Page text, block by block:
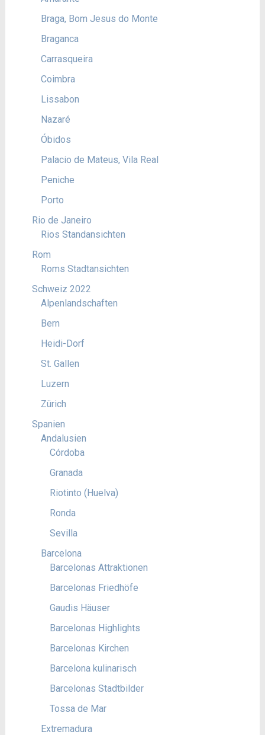
Braga, Bom Jesus do Monte
Braganca
Carrasqueira
Coimbra
Lissabon
Nazaré
Óbidos
Palacio de Mateus, Vila Real
Peniche
Porto
Rio de Janeiro
Rios Standansichten
Rom
Roms Stadtansichten
Schweiz 2022
Alpenlandschaften
Bern
Heidi-Dorf
St. Gallen
Luzern
Zürich
Spanien
Andalusien
Córdoba
Granada
Riotinto (Huelva)
Ronda
Sevilla
Barcelona
Barcelonas Attraktionen
Barcelonas Friedhöfe
Gaudis Häuser
Barcelonas Highlights
Barcelonas Kirchen
Barcelona kulinarisch
Barcelonas Stadtbilder
Tossa de Mar
Extremadura